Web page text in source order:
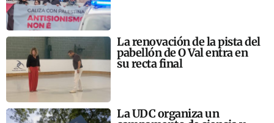
La renovación de la pista del
pabellón de O Val entra en
su recta final
La UDC organiza un